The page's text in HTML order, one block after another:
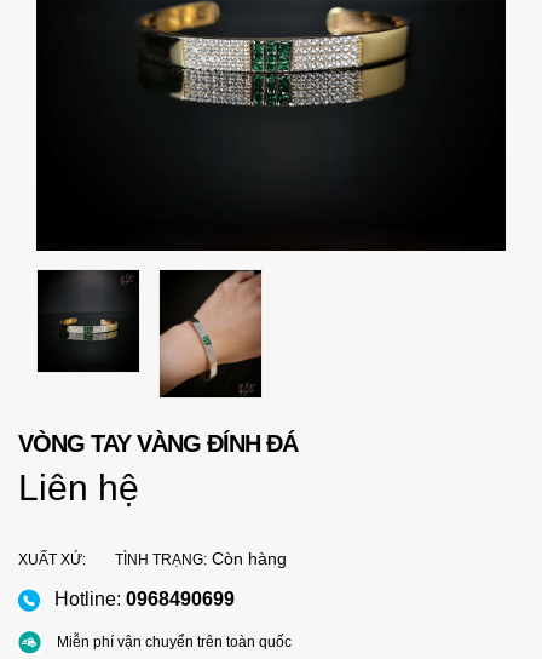
VÒNG TAY VÀNG ĐÍNH ĐÁ
Liên hệ
XUẤT XỨ: TÌNH TRẠNG: Còn hàng
Hotline: 0968490699
Miễn phí vận chuyển trên toàn quốc